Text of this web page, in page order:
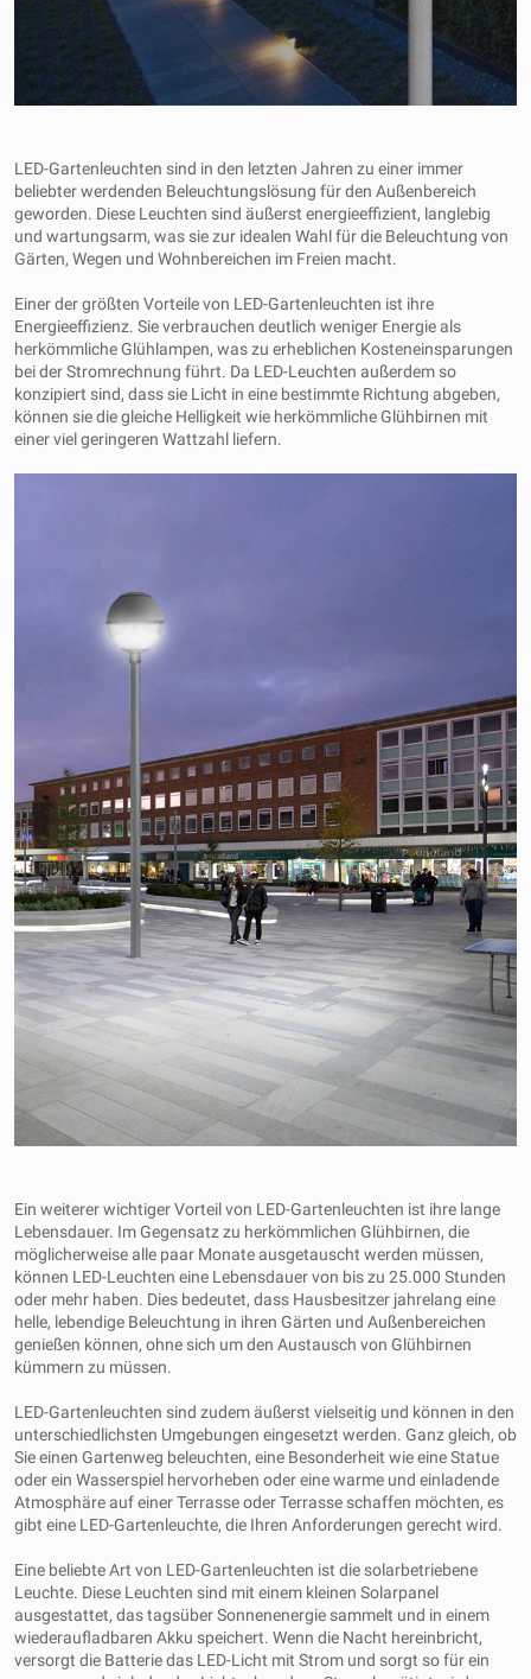
LED-Gartenleuchten sind in den letzten Jahren zu einer immer
beliebter werdenden Beleuchtungslösung für den Außenbereich
geworden. Diese Leuchten sind äußerst energieeffizient, langlebig
und wartungsarm, was sie zur idealen Wahl für die Beleuchtung von
Gärten, Wegen und Wohnbereichen im Freien macht.
Einer der größten Vorteile von LED-Gartenleuchten ist ihre
Energieeffizienz. Sie verbrauchen deutlich weniger Energie als
herkömmliche Glühlampen, was zu erheblichen Kosteneinsparungen
bei der Stromrechnung führt. Da LED-Leuchten außerdem so
konzipiert sind, dass sie Licht in eine bestimmte Richtung abgeben,
können sie die gleiche Helligkeit wie herkömmliche Glühbirnen mit
einer viel geringeren Wattzahl liefern.
Ein weiterer wichtiger Vorteil von LED-Gartenleuchten ist ihre lange
Lebensdauer. Im Gegensatz zu herkömmlichen Glühbirnen, die
möglicherweise alle paar Monate ausgetauscht werden müssen,
können LED-Leuchten eine Lebensdauer von bis zu 25.000 Stunden
oder mehr haben. Dies bedeutet, dass Hausbesitzer jahrelang eine
helle, lebendige Beleuchtung in ihren Gärten und Außenbereichen
genießen können, ohne sich um den Austausch von Glühbirnen
kümmern zu müssen.
LED-Gartenleuchten sind zudem äußerst vielseitig und können in den
unterschiedlichsten Umgebungen eingesetzt werden. Ganz gleich, ob
Sie einen Gartenweg beleuchten, eine Besonderheit wie eine Statue
oder ein Wasserspiel hervorheben oder eine warme und einladende
Atmosphäre auf einer Terrasse oder Terrasse schaffen möchten, es
gibt eine LED-Gartenleuchte, die Ihren Anforderungen gerecht wird.
Eine beliebte Art von LED-Gartenleuchten ist die solarbetriebene
Leuchte. Diese Leuchten sind mit einem kleinen Solarpanel
ausgestattet, das tagsüber Sonnenenergie sammelt und in einem
wiederaufladbaren Akku speichert. Wenn die Nacht hereinbricht,
versorgt die Batterie das LED-Licht mit Strom und sorgt so für ein